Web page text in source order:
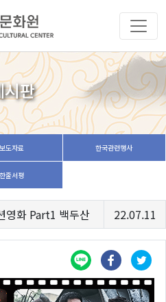
시판
보도자료 한국관련행사
한줄서평
영화 Part1 백두산 22.07.11